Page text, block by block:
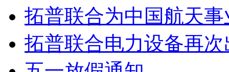
拓普联合为中国航天
拓普联合电力设备再